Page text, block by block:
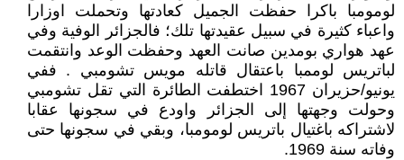
لومومبا باكرا حفظت الجميل كعادتها وتحملت اوزارا
واعباء كثيرة في سبيل عقيدتها تلك؛ فالجزائر الوفية وفي
عهد هواري بومدين صانت العهد وحفظت الوعد وانتقمت
لباتريس لوممبا باعتقال قاتله مويس تشومبي . ففي
يونيو/حزيران 1967 اختطفت الطائرة التي تقل تشومبي
وحولت وجهتها إلى الجزائر واودع في سجونها عقابا
لاشتراكه باغتيال باتريس لومومبا، وبقي في سجونها حتى
وفاته سنة 1969.